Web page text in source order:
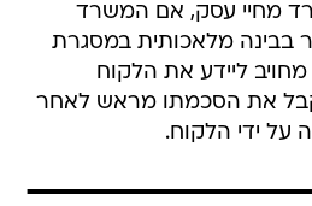
מחיי עסק, אם המשרד
בבינה מלאכותית במסגרת
ליידע את הלקוח
את הסכמתו מראש לאחר
על ידי הלקוח.